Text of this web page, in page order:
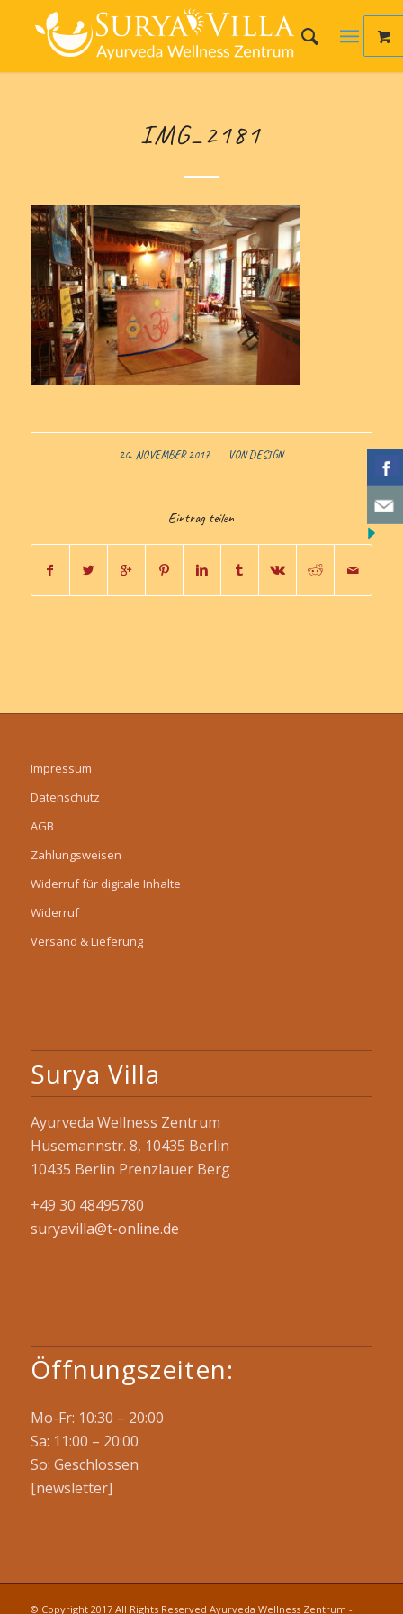
IMG_2181
20. NOVEMBER 2017
/ VONDESIGN
Eintrag teilen
Impressum
Datenschutz
AGB
Zahlungsweisen
Widerruf für digitale Inhalte
Widerruf
Versand & Lieferung
Surya Villa
Ayurveda Wellness Zentrum
Husemannstr. 8, 10435 Berlin
10435 Berlin Prenzlauer Berg
+49 30 48495780
suryavilla@t-online.de
Öffnungszeiten:
Mo-Fr: 10:30 – 20:00
Sa: 11:00 – 20:00
So: Geschlossen
[newsletter]
© Copyright 2017 All Rights Reserved Ayurveda Wellness Zentrum -